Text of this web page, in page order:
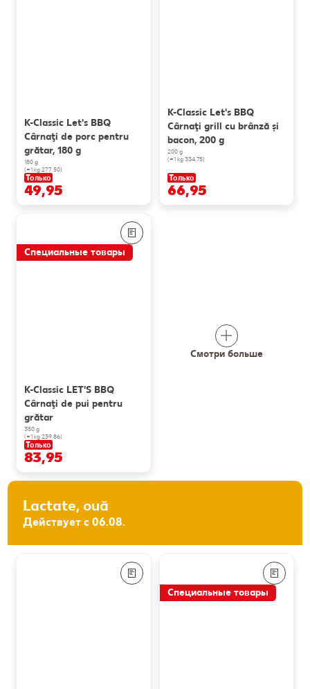
K-Classic Let's BBQ
Cârnaţi de porc pentru
grătar, 180 g
180 g
(=1 kg 277.50)
Только
49,95
K-Classic Let's BBQ
Cârnaţi grill cu brânză și
bacon, 200 g
200 g
(=1 kg 334.75)
Только
66,95
Специальные товары
K-Classic LET'S BBQ
Cârnaţi de pui pentru
grătar
350 g
(=1 kg 239.86)
Только
83,95
Смотри больше
Lactate, ouă
Действует с 06.08.
Специальные товары